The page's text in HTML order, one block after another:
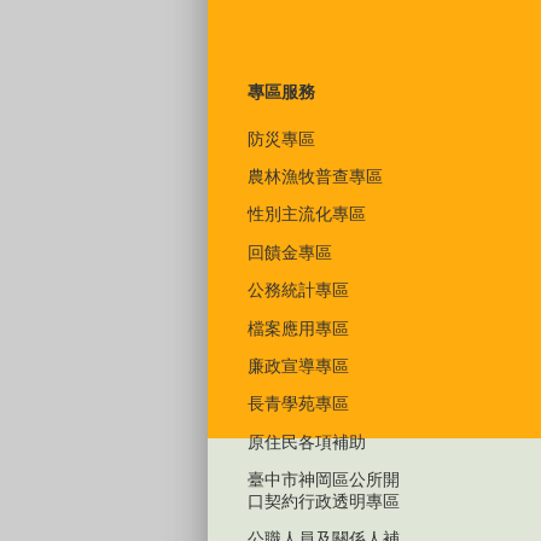
專區服務
防災專區
農林漁牧普查專區
性別主流化專區
回饋金專區
公務統計專區
檔案應用專區
廉政宣導專區
長青學苑專區
原住民各項補助
臺中市神岡區公所開
口契約行政透明專區